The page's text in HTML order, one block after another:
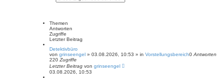
t
e
r
t
e
S
u
c
h
Themen
Antworten
Zugriffe
Letzter Beitrag
Detektivbüro
von grinseengel » 03.08.2026, 10:53 » in Vorstellungsbereich0 Antworten
220 Zugriffe
Letzter Beitrag von grinseengel
03.08.2026, 10:53